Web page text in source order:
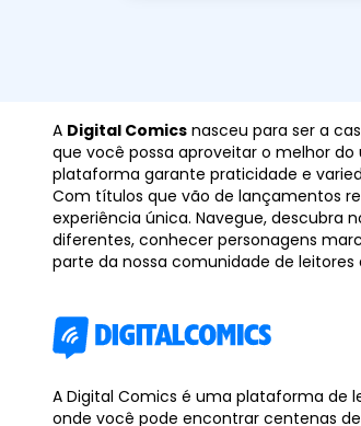
A Digital Comics nasceu para ser a
que você possa aproveitar o melhor do
plataforma garante praticidade e
Com títulos que vão de lançamentos
experiência única. Navegue, descubra
diferentes, conhecer personagens
parte da nossa comunidade de leitores
A Digital Comics é uma plataforma de
onde você pode encontrar centenas